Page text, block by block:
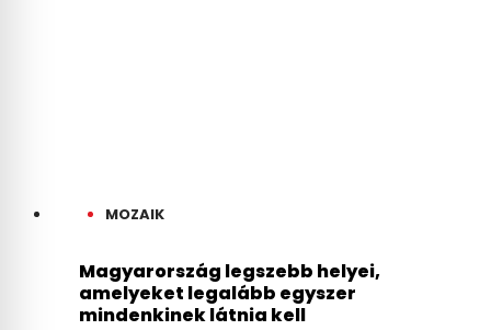
MOZAIK
Magyarország legszebb helyei,
amelyeket legalább egyszer
mindenkinek látnia kell